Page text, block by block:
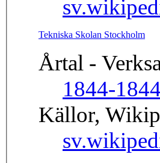
Tekniska Skolan Stockholm
Årtal -
1844-
Källor,